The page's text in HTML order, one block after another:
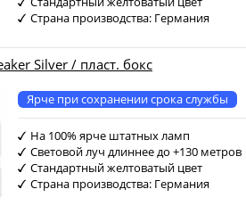
Страна производства: Германия
Silver / пласт. бокс
Ярче при сохранении срока службы
На 100% ярче штатных ламп
Световой луч длиннее до +130 метров
Стандартный желтоватый цвет
Страна производства: Германия